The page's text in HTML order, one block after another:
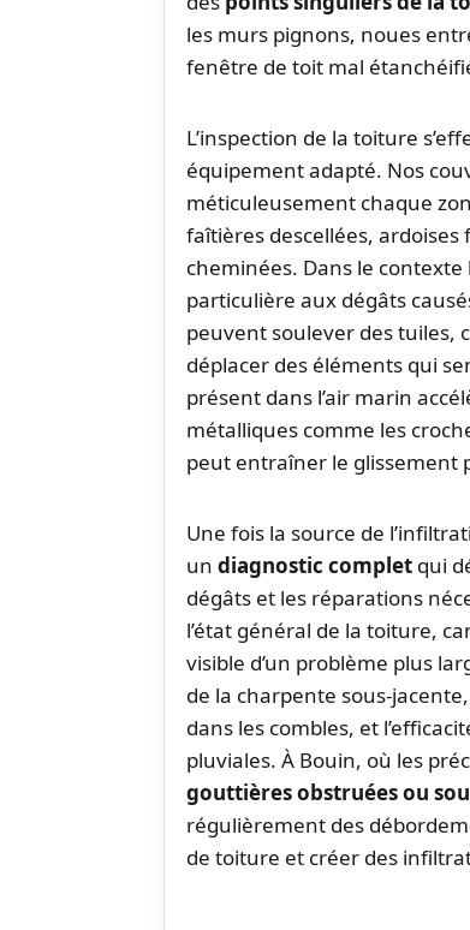
les murs pignons, noues
fenêtre de toit mal
L’inspection de la toiture
équipement adapté. Nos
méticuleusement chaque
faîtières descellées,
cheminées. Dans le
particulière aux dégâts
peuvent soulever des tuiles,
déplacer des éléments qui
présent dans l’air marin
métalliques comme les
peut entraîner le glissement
Une fois la source de
un diagnostic complet qui
dégâts et les réparations
l’état général de la toiture,
visible d’un problème plus
de la charpente sous-
dans les combles, et
pluviales. À Bouin, où les
gouttières obstruées ou
régulièrement des
de toiture et créer des